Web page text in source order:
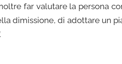
far valutare la persona
dimissione, di adottare un